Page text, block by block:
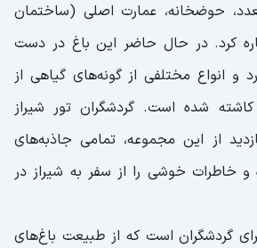
حوضخانه، عمارت اصلی (ساختمان
کرد. در حال حاضر این باغ در دست
و انواع مختلفی از گونه‌های گیاهی از
شده است. گردشگران تور شیراز
از این مجموعه، تمامی جاذبه‌های
و خاطرات خوشی را از سفر به شیراز در
گردشگران است که از طبیعت باغ‌های